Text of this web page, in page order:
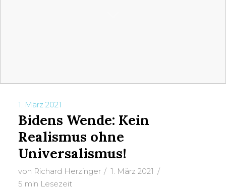
TAG
Interesse
1. März 2021
Bidens Wende: Kein
Realismus ohne
Universalismus!
von Richard Herzinger
1. März 2021
5 min Lesezeit